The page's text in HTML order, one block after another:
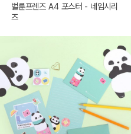
벌룬프렌즈 A4 포스터 - 네임시리
즈